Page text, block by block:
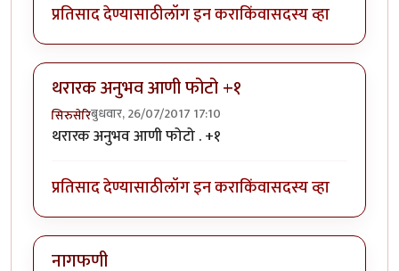
प्रतिसाद देण्यासाठीलॉग इन कराकिंवासदस्य व्हा
थरारक अनुभव आणी फोटो +१
सिरुसेरिबुधवार, 26/07/2017 17:10
थरारक अनुभव आणी फोटो . +१
प्रतिसाद देण्यासाठीलॉग इन कराकिंवासदस्य व्हा
नागफणी